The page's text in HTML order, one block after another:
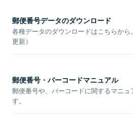
郵便番号データのダウンロード
各種データのダウンロードはこちらから
更新）
郵便番号・バーコードマニュアル
郵便番号や、バーコードに関するマニュ
す。